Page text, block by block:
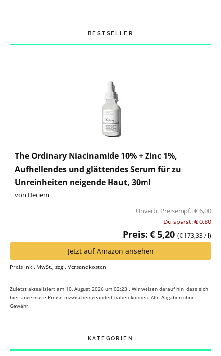
BESTSELLER
The Ordinary Niacinamide 10% + Zinc 1%,
Aufhellendes und glättendes Serum für zu
Unreinheiten neigende Haut, 30ml
von Deciem
Unverb. Preisempf.: € 6,00
Du sparst: € 0,80
Preis: € 5,20 (€ 173,33 / l)
Jetzt auf Amazon ansehen
Preis inkl. MwSt., zzgl. Versandkosten
Zuletzt aktualisiert am 10. August 2026 um 02:23 . Wir weisen darauf hin, dass sich
hier angezeigte Preise inzwischen geändert haben können. Alle Angaben ohne
Gewähr.
KATEGORIEN